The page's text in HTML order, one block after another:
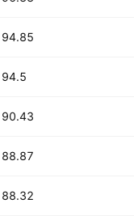
94.85 M
94.5 M
90.43 M
88.87 M
88.32 M